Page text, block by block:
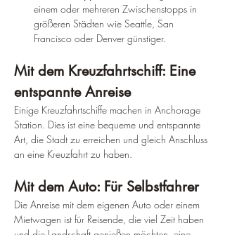
einem oder mehreren Zwischenstopps in
größeren Städten wie Seattle, San
Francisco oder Denver günstiger.
Mit dem Kreuzfahrtschiff: Eine
entspannte Anreise
Einige Kreuzfahrtschiffe machen in Anchorage
Station. Dies ist eine bequeme und entspannte
Art, die Stadt zu erreichen und gleich Anschluss
an eine Kreuzfahrt zu haben.
Mit dem Auto: Für Selbstfahrer
Die Anreise mit dem eigenen Auto oder einem
Mietwagen ist für Reisende, die viel Zeit haben